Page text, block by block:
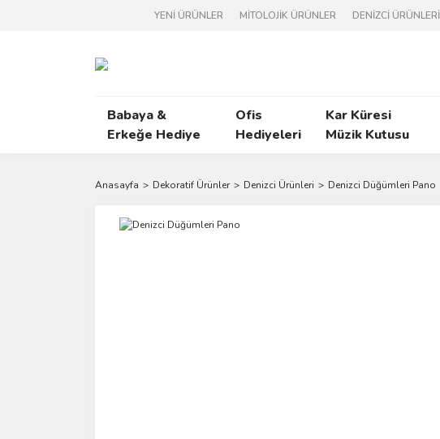
YENİ ÜRÜNLER MİTOLOJİK ÜRÜNLER DENİZCİ ÜRÜNLERİ
Babaya &
Erkeğe Hediye
Ofis
Hediyeleri
Kar Küresi
Müzik Kutusu
Anasayfa Dekoratif Ürünler Denizci Ürünleri Denizci Düğümleri Pano